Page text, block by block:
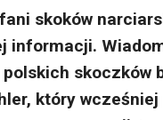
skoków
informacji.
skoczków
który wcześniej